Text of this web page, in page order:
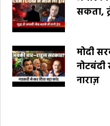
सकता,
मोदी
नोटबंदी
नाराज़